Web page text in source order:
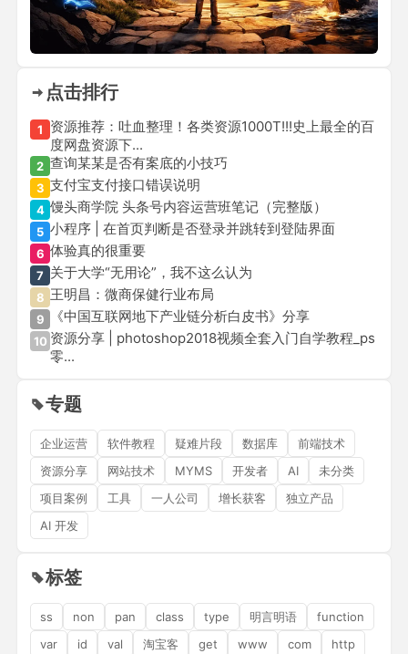
点击排行
1
资源推荐：吐血整理！各类资源1000T!!!史上最全的百
度网盘资源下...
2 查询某某是否有案底的小技巧
3 支付宝支付接口错误说明
4 馒头商学院 头条号内容运营班笔记（完整版）
5 小程序 | 在首页判断是否登录并跳转到登陆界面
6 体验真的很重要
7 关于大学“无用论”，我不这么认为
8 王明昌：微商保健行业布局
9 《中国互联网地下产业链分析白皮书》分享
10 资源分享 | photoshop2018视频全套入门自学教程_ps
零...
专题
企业运营 软件教程 疑难片段 数据库
前端技术
资源分享
网站技术 MYMS 开发者 AI
未分类
项目案例
工具 一人公司 增长获客
独立产品
AI 开发
标签
ss non pan class type 明言明语
function
var
id val 淘宝客 get www com
http